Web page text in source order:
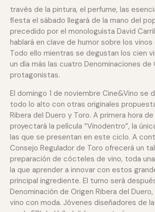
través de la pintura, el perfume, las
fiesta el sábado llegará de la mano del
precedido por el monologuista David
hablará en clave de humor sobre los vinos
Todo ello mientras se degustan los cien
un día más las cuatro Denominaciones de
protagonistas.
El domingo 1 de noviembre Cine&Vino se
todo lo alto con otras originales
Ribera del Duero y Toro. A primera hora
proyectará la película “Vinodentro”, la
las que se presentan en este ciclo. A
Consejo Regulador de Toro ofrecerá un
preparación de cócteles de vino, toda
la que aprender a innovar con estos
principal ingrediente. El turno será
Denominación de Origen Ribera del
vino con moda. Jóvenes diseñadores de